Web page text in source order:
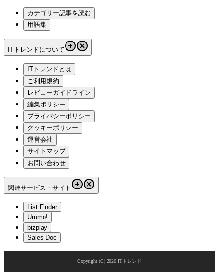
カテゴリー記事を読む
用語集
ITトレンドについて
ITトレンドとは
ご利用規約
レビューガイドライン
編集ポリシー
プライバシーポリシー
クッキーポリシー
運営会社
サイトマップ
お問い合わせ
関連サービス・サイト
List Finder
Urumo!
bizplay
Sales Doc
Copyright (C) 2026 ITトレンド